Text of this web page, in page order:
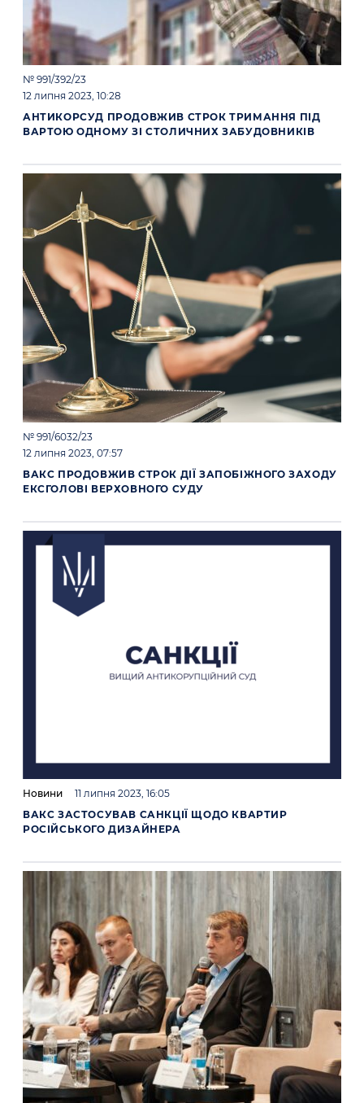
№ 991/392/23
12 липня 2023, 10:28
АНТИКОРСУД ПРОДОВЖИВ СТРОК ТРИМАННЯ ПІД
ВАРТОЮ ОДНОМУ ЗІ СТОЛИЧНИХ ЗАБУДОВНИКІВ
№ 991/6032/23
12 липня 2023, 07:57
ВАКС ПРОДОВЖИВ СТРОК ДІЇ ЗАПОБІЖНОГО ЗАХОДУ
ЕКСГОЛОВІ ВЕРХОВНОГО СУДУ
Новини
11 липня 2023, 16:05
ВАКС ЗАСТОСУВАВ САНКЦІЇ ЩОДО КВАРТИР
РОСІЙСЬКОГО ДИЗАЙНЕРА